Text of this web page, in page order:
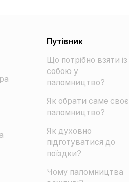
Путівник
Що потрібно взяти із
собою у
паломництво?
Як обрати саме своє
паломництво?
Як духовно
підготуватися до
поїздки?
Чому паломництва